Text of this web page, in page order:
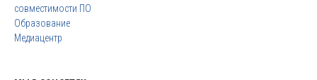
совместимости ПО
Образование
Медиацентр